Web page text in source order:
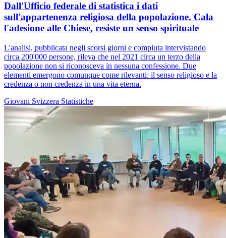
Dall'Ufficio federale di statistica i dati
sull'appartenenza religiosa della popolazione. Cala
l'adesione alle Chiese, resiste un senso spirituale
L'analisi, pubblicata negli scorsi giorni e compiuta intervistando
circa 200'000 persone, rileva che nel 2021 circa un terzo della
popolazione non si riconosceva in nessuna confessione. Due
elementi emergono comunque come rilevanti: il senso religioso e la
credenza o non credenza in una vita eterna.
Giovani Svizzera Statistiche